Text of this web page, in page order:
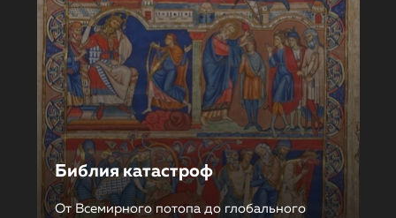
Библия катастроф
От Всемирного потопа до глобального